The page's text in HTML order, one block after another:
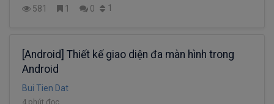
581 1 0 1
[Android] Thiết kế giao diện đa màn hình trong
Android
Bui Tien Dat
4 phút đọc